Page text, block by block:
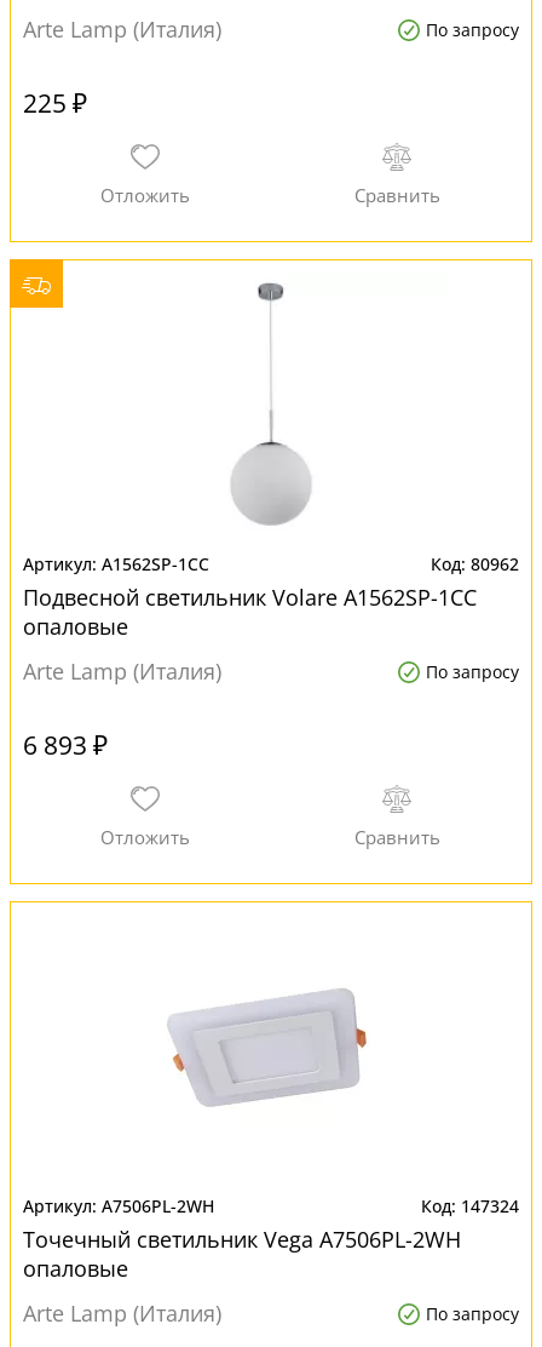
Arte Lamp (Италия)
По запросу
225 ₽
A1562SP-1CC 80962
Подвесной светильник Volare A1562SP-1CC
опаловые
Arte Lamp (Италия)
По запросу
6 893 ₽
A7506PL-2WH 147324
Точечный светильник Vega A7506PL-2WH
опаловые
Arte Lamp (Италия)
По запросу